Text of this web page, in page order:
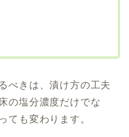
べきは、漬け方の工夫
の塩分濃度だけでな
ても変わります。